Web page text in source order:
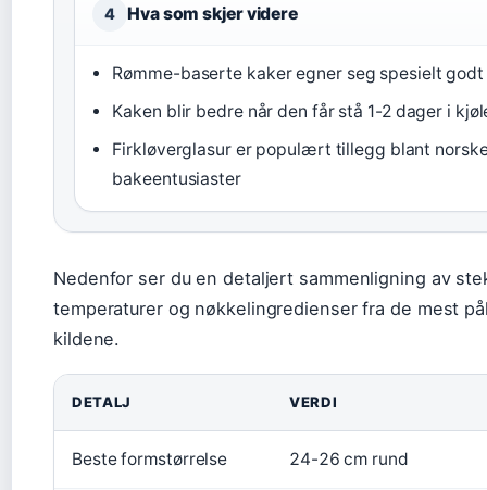
4 Hva som skjer videre
Rømme-baserte kaker egner seg spesielt
Kaken blir bedre når den får stå 1-2 dager i
Firkløverglasur er populært tillegg blant
bakeentusiaster
Nedenfor ser du en detaljert sammenligning av
temperaturer og nøkkelingredienser fra de mest
kildene.
DETALJ VERDI
Beste formstørrelse 24-26 cm rund